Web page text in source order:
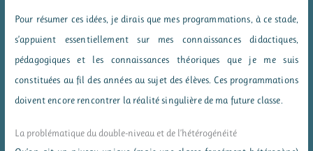
Pour résumer ces idées, je dirais que mes programmations, à ce stade,
s’appuient essentiellement sur mes connaissances didactiques,
pédagogiques et les connaissances théoriques que je me suis
constituées au fil des années au sujet des élèves. Ces programmations
doivent encore rencontrer la réalité singulière de ma future classe.
La problématique du double-niveau et de l’hétérogénéité